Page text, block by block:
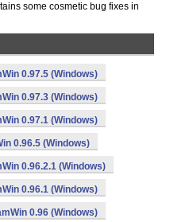
some cosmetic bug fixes in
0.97.5 (Windows)
0.97.3 (Windows)
0.97.1 (Windows)
0.96.5 (Windows)
0.96.2.1 (Windows)
0.96.1 (Windows)
0.96 (Windows)